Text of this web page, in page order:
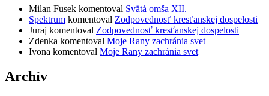
Milan Fusek komentoval Svätá omša XII.
Spektrum komentoval Zodpovednosť kresťanskej dospelosti
Juraj komentoval Zodpovednosť kresťanskej dospelosti
Zdenka komentoval Moje Rany zachránia svet
Ivona komentoval Moje Rany zachránia svet
Archív